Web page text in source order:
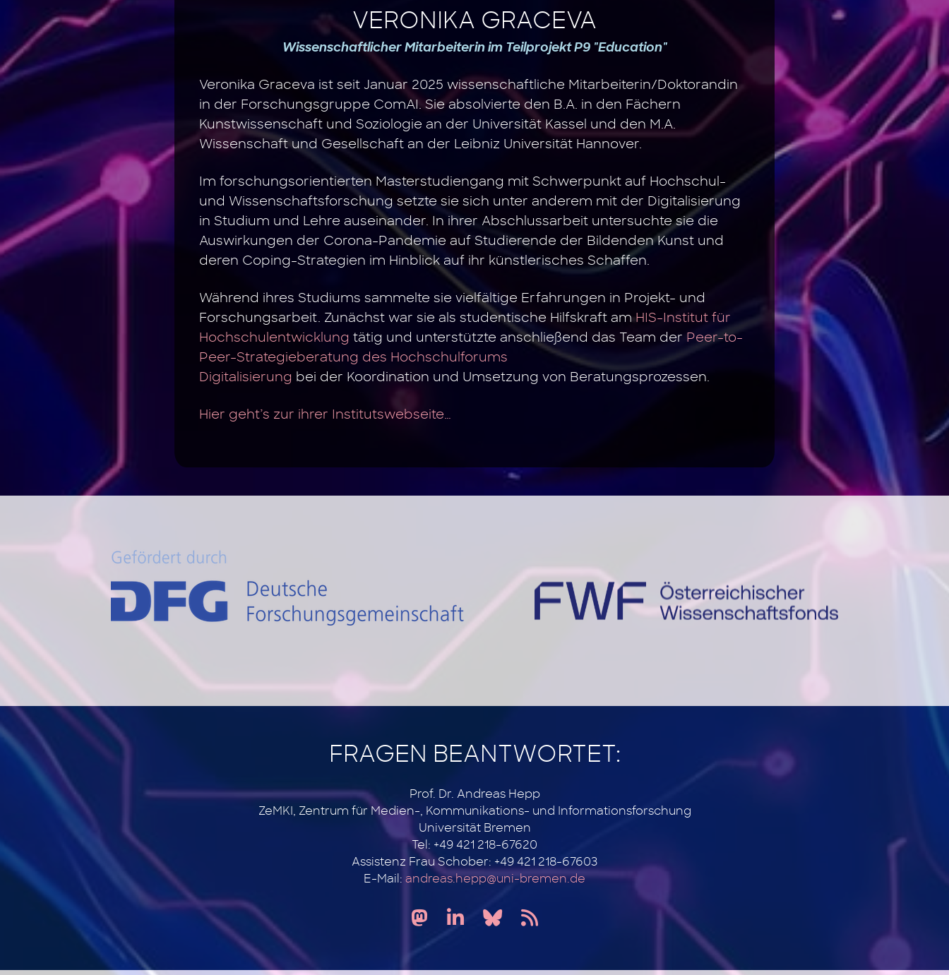
VERONIKA GRACEVA
Wissenschaftlicher Mitarbeiterin im Teilprojekt P9 "Education"
Veronika Graceva ist seit Januar 2025 wissenschaftliche Mitarbeiterin/Doktorandin
in der Forschungsgruppe ComAI. Sie absolvierte den B.A. in den Fächern
Kunstwissenschaft und Soziologie an der Universität Kassel und den M.A.
Wissenschaft und Gesellschaft an der Leibniz Universität Hannover.
Im forschungsorientierten Masterstudiengang mit Schwerpunkt auf Hochschul-
und Wissenschaftsforschung setzte sie sich unter anderem mit der Digitalisierung
in Studium und Lehre auseinander. In ihrer Abschlussarbeit untersuchte sie die
Auswirkungen der Corona-Pandemie auf Studierende der Bildenden Kunst und
deren Coping-Strategien im Hinblick auf ihr künstlerisches Schaffen.
Während ihres Studiums sammelte sie vielfältige Erfahrungen in Projekt- und
Forschungsarbeit. Zunächst war sie als studentische Hilfskraft amHIS-Institut für
Hochschulentwicklung tätig und unterstützte anschließend das Team der Peer-to-
Peer-Strategieberatung des Hochschulforums
Digitalisierung bei der Koordination und Umsetzung von Beratungsprozessen.
Hier geht’s zur ihrer Institutswebseite…
FRAGEN BEANTWORTET:
Prof. Dr. Andreas Hepp
ZeMKI, Zentrum für Medien-, Kommunikations- und Informationsforschung
Universität Bremen
Tel: +49 421 218-67620
Assistenz Frau Schober: +49 421 218-67603
E-Mail: andreas.hepp@uni-bremen.de